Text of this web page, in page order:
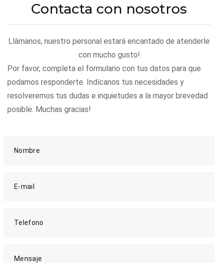
Contacta con nosotros
Llámanos, nuestro personal estará encantado de atenderle
con mucho gusto!
Por favor, completa el formulario con tus datos para que
podamos responderte. Indícanos tus necesidades y
resolveremos tus dudas e inquietudes a la mayor brevedad
posible. Muchas gracias!
Nombre
E-mail
Telefono
Mensaje